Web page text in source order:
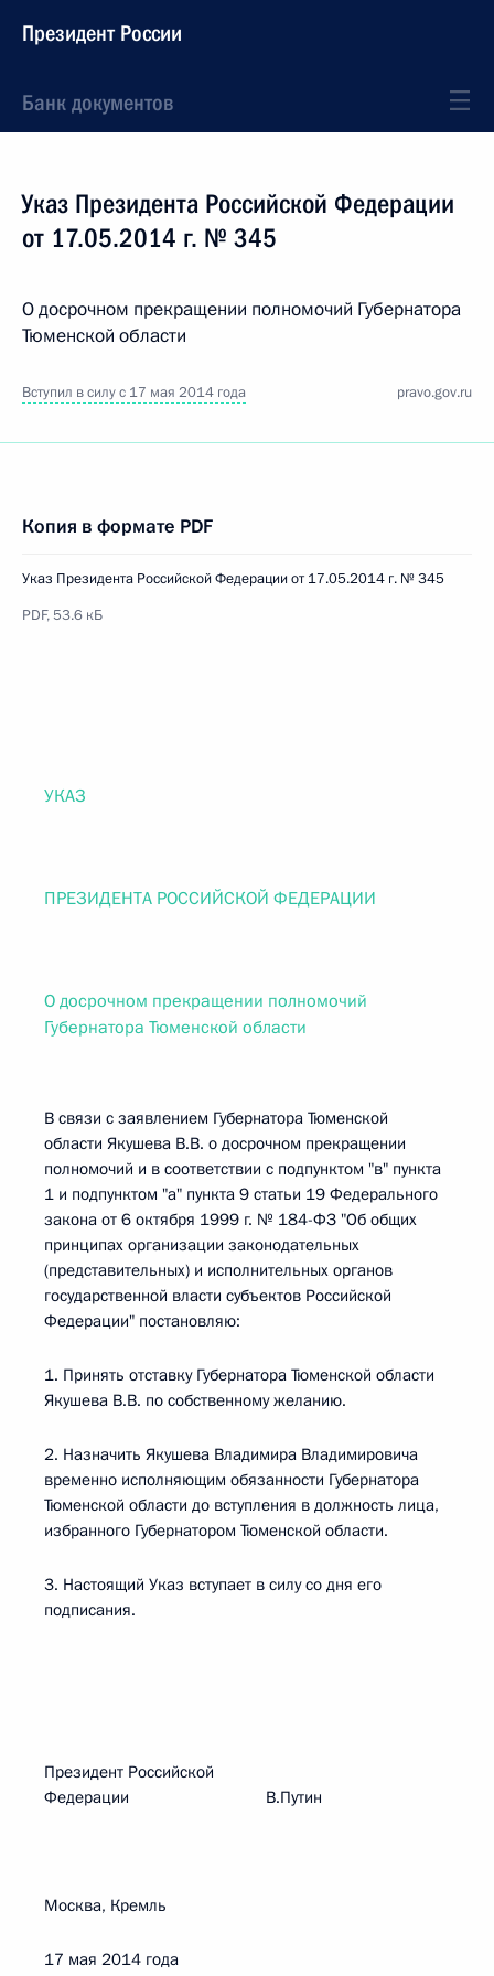
Президент России
Банк документов
Указ Президента Российской Федерации
от 17.05.2014 г. № 345
О досрочном прекращении полномочий Губернатора
Тюменской области
Вступил в силу с 17 мая 2014 года pravo.gov.ru
Копия в формате PDF
Указ Президента Российской Федерации от 17.05.2014 г. № 345
PDF, 53.6 кБ
УКАЗ
ПРЕЗИДЕНТА РОССИЙСКОЙ ФЕДЕРАЦИИ
О досрочном прекращении полномочий
Губернатора Тюменской области
В связи с заявлением Губернатора Тюменской
области Якушева В.В. о досрочном прекращении
полномочий и в соответствии с подпунктом "в" пункта
1 и подпунктом "а" пункта 9 статьи 19 Федерального
закона от 6 октября 1999 г. № 184-ФЗ "Об общих
принципах организации законодательных
(представительных) и исполнительных органов
государственной власти субъектов Российской
Федерации" постановляю:
1. Принять отставку Губернатора Тюменской области
Якушева В.В. по собственному желанию.
2. Назначить Якушева Владимира Владимировича
временно исполняющим обязанности Губернатора
Тюменской области до вступления в должность лица,
избранного Губернатором Тюменской области.
3. Настоящий Указ вступает в силу со дня его
подписания.
Президент Российской
Федерации В.Путин
Москва, Кремль
17 мая 2014 года